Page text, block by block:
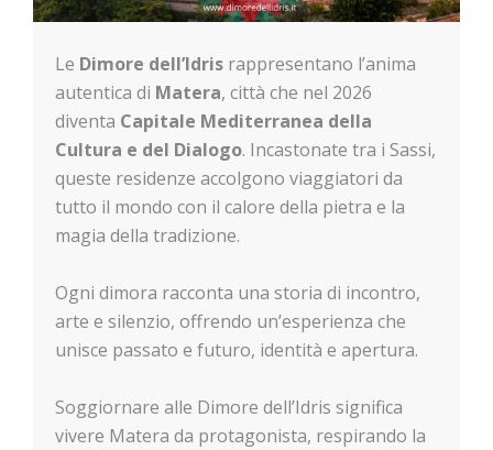
Le Dimore dell’Idris rappresentano l’anima
autentica di Matera, città che nel 2026
diventa Capitale Mediterranea della
Cultura e del Dialogo. Incastonate tra i Sassi,
queste residenze accolgono viaggiatori da
tutto il mondo con il calore della pietra e la
magia della tradizione.
Ogni dimora racconta una storia di incontro,
arte e silenzio, offrendo un’esperienza che
unisce passato e futuro, identità e apertura.
Soggiornare alle Dimore dell’Idris significa
vivere Matera da protagonista, respirando la